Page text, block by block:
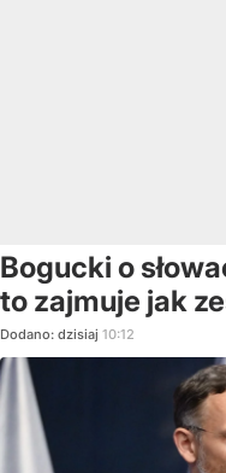
Bogucki o
to zajmuje jak
Dodano: dzisiaj 10:12